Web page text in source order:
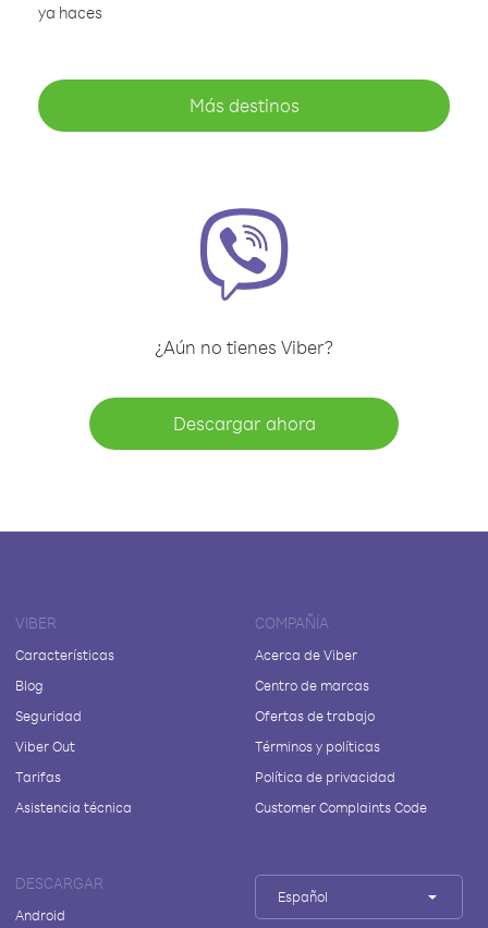
ya haces
Más destinos
¿Aún no tienes Viber?
Descargar ahora
VIBER
Características
Blog
Seguridad
Viber Out
Tarifas
Asistencia técnica
COMPAÑÍA
Acerca de Viber
Centro de marcas
Ofertas de trabajo
Términos y políticas
Política de privacidad
Customer Complaints Code
DESCARGAR
Android
Español